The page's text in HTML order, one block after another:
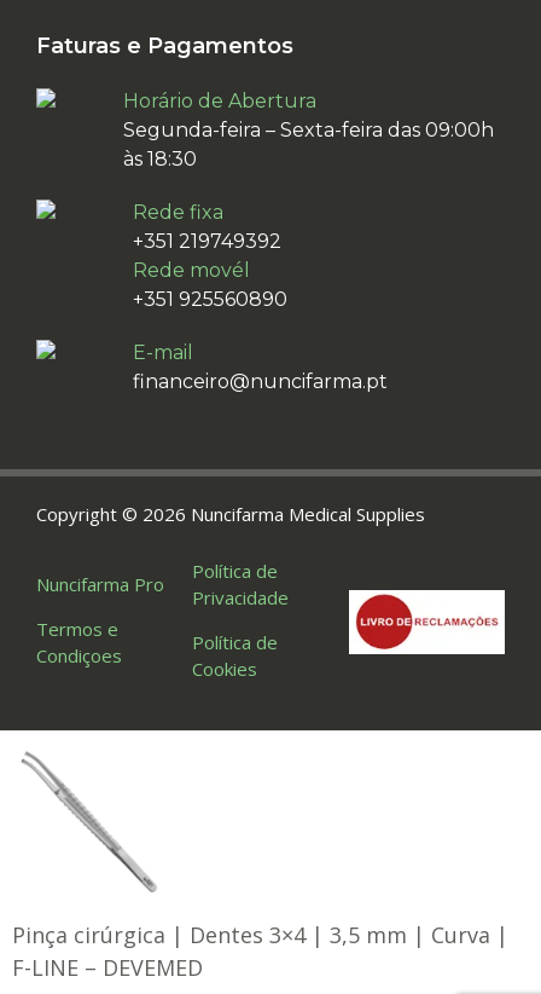
Faturas e Pagamentos
Horário de Abertura
Segunda-feira – Sexta-feira das 09:00h
às 18:30
Rede fixa
+351 219749392
Rede movél
+351 925560890
E-mail
financeiro@nuncifarma.pt
Nuncifarma Pro
Termos e
Condiçoes
Política de
Privacidade
Política de
Cookies
Copyright © 2026 Nuncifarma Medical Supplies
Pinça cirúrgica | Dentes 3×4 | 3,5 mm | Curva |
F-LINE – DEVEMED